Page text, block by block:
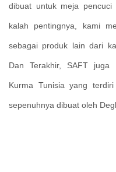
dibuat untuk meja
kalah pentingnya, kami
sebagai produk lain dari
Dan Terakhir, SAFT juga
Kurma Tunisia yang
sepenuhnya dibuat oleh